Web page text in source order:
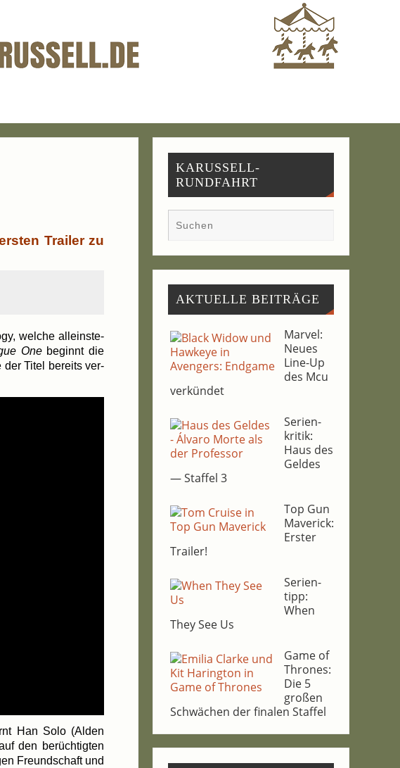
Trai­ler zu
wel­che allein­ste­
Onebeginnt die
der Titel bereits ver­
Han Solo (Alden
den berüch­tig­ten
Freund­schaft und
KARUSSELL-
RUNDFAHRT
AKTU­EL­LE BEITRÄGE
Mar­vel:
Neu­es
Line-Up
des Mcu
verkündet
Seri­en­
kri­tik:
Haus des
Gel­des
— Staf­fel 3
Top Gun
Maverick:
Ers­ter
Trailer!
Seri­en­
tipp:
When
They See Us
Game of
Thro­nes:
Die 5
gro­ßen
Schwä­chen der fina­len Staffel